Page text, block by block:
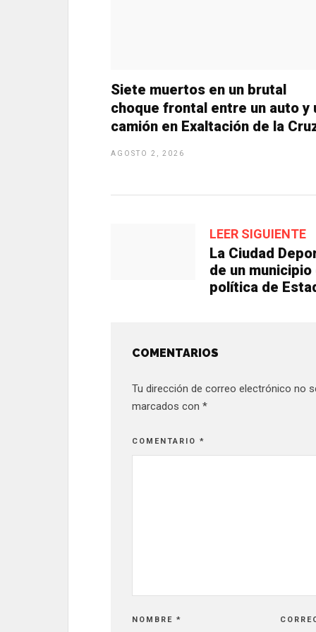
Siete muertos en un brutal
choque frontal entre un auto y
camión en Exaltación de la
AGOSTO 2, 2026
LEER SIGUIENTE
La Ciudad
de un
política de
COMENTARIOS
Tu dirección de correo electrónico no
marcados con *
COMENTARIO *
NOMBRE *